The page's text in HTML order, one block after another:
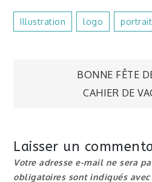
Illustration Logo
l’article
BONNE FÊTE
CAHIER DE
Laisser un
Votre adresse e-mail ne sera
obligatoires sont indiqués avec